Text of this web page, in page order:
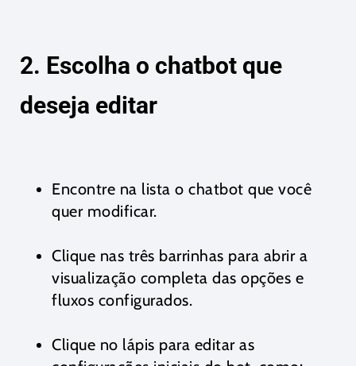
2. Escolha o chatbot que
deseja editar
Encontre na lista o chatbot que você
quer modificar.
Clique nas três barrinhas para abrir a
visualização completa das opções e
fluxos configurados.
Clique no lápis para editar as